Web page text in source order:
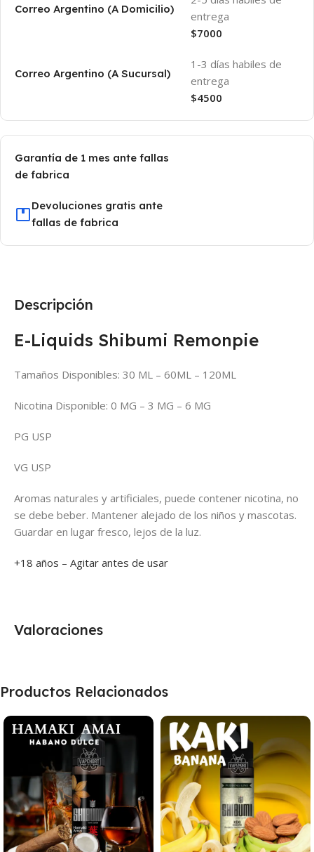
Correo Argentino (A Domicilio)
entrega
$7000
Correo Argentino (A Sucursal)
1-3 días habiles de
entrega
$4500
Garantía de 1 mes ante fallas
de fabrica
Devoluciones gratis ante
fallas de fabrica
Descripción
E-Liquids Shibumi Remonpie
Tamaños Disponibles: 30 ML – 60ML – 120ML
Nicotina Disponible: 0 MG – 3 MG – 6 MG
PG USP
VG USP
Aromas naturales y artificiales, puede contener nicotina, no
se debe beber. Mantener alejado de los niños y mascotas.
Guardar en lugar fresco, lejos de la luz.
+18 años – Agitar antes de usar
Valoraciones
Productos Relacionados